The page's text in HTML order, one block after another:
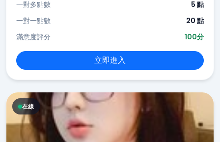
一對多點數
5 點
一對一點數
20 點
滿意度評分
100分
立即進入
在線